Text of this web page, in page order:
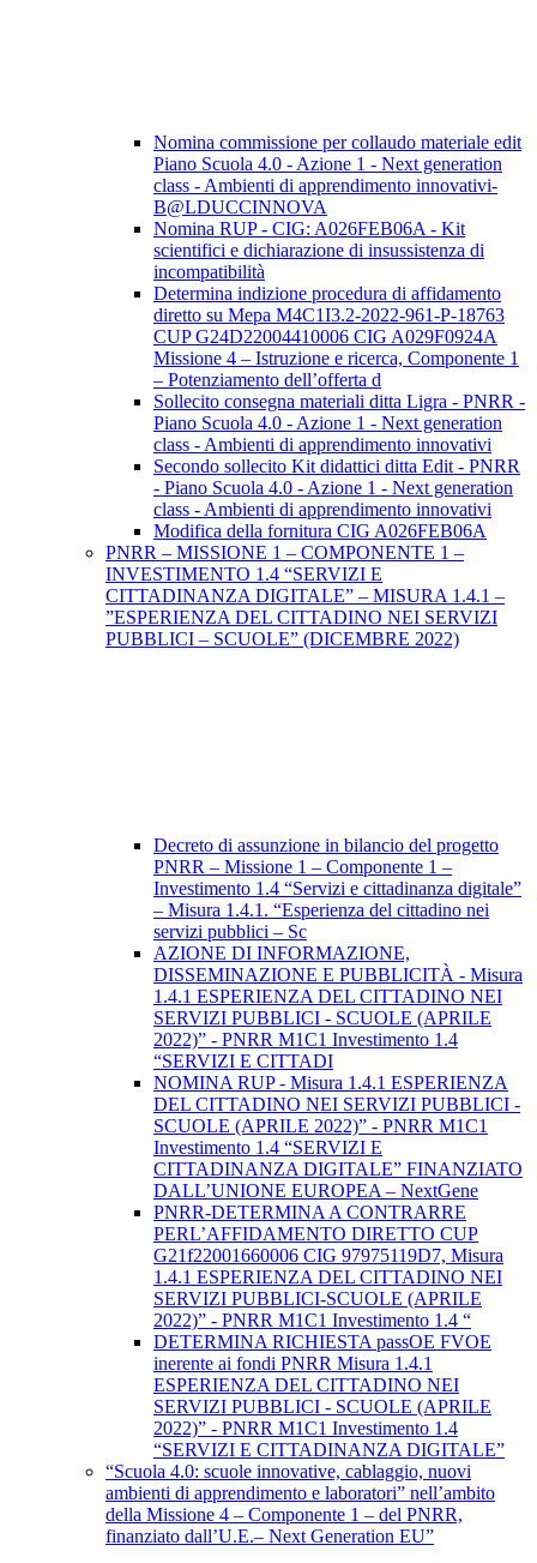
Nomina commissione per collaudo materiale edit
Piano Scuola 4.0 - Azione 1 - Next generation
class - Ambienti di apprendimento innovativi-
B@LDUCCINNOVA
Nomina RUP - CIG: A026FEB06A - Kit
scientifici e dichiarazione di insussistenza di
incompatibilità
Determina indizione procedura di affidamento
diretto su Mepa M4C1I3.2-2022-961-P-18763
CUP G24D22004410006 CIG A029F0924A
Missione 4 – Istruzione e ricerca, Componente 1
– Potenziamento dell’offerta d
Sollecito consegna materiali ditta Ligra - PNRR -
Piano Scuola 4.0 - Azione 1 - Next generation
class - Ambienti di apprendimento innovativi
Secondo sollecito Kit didattici ditta Edit - PNRR
- Piano Scuola 4.0 - Azione 1 - Next generation
class - Ambienti di apprendimento innovativi
Modifica della fornitura CIG A026FEB06A
PNRR – MISSIONE 1 – COMPONENTE 1 –
INVESTIMENTO 1.4 “SERVIZI E
CITTADINANZA DIGITALE” – MISURA 1.4.1 –
”ESPERIENZA DEL CITTADINO NEI SERVIZI
PUBBLICI – SCUOLE” (DICEMBRE 2022)
Decreto di assunzione in bilancio del progetto
PNRR – Missione 1 – Componente 1 –
Investimento 1.4 “Servizi e cittadinanza digitale”
– Misura 1.4.1. “Esperienza del cittadino nei
servizi pubblici – Sc
AZIONE DI INFORMAZIONE,
DISSEMINAZIONE E PUBBLICITÀ - Misura
1.4.1 ESPERIENZA DEL CITTADINO NEI
SERVIZI PUBBLICI - SCUOLE (APRILE
2022)” - PNRR M1C1 Investimento 1.4
“SERVIZI E CITTADI
NOMINA RUP - Misura 1.4.1 ESPERIENZA
DEL CITTADINO NEI SERVIZI PUBBLICI -
SCUOLE (APRILE 2022)” - PNRR M1C1
Investimento 1.4 “SERVIZI E
CITTADINANZA DIGITALE” FINANZIATO
DALL’UNIONE EUROPEA – NextGene
PNRR-DETERMINA A CONTRARRE
PERL’AFFIDAMENTO DIRETTO CUP
G21f22001660006 CIG 97975119D7, Misura
1.4.1 ESPERIENZA DEL CITTADINO NEI
SERVIZI PUBBLICI-SCUOLE (APRILE
2022)” - PNRR M1C1 Investimento 1.4 “
DETERMINA RICHIESTA passOE FVOE
inerente ai fondi PNRR Misura 1.4.1
ESPERIENZA DEL CITTADINO NEI
SERVIZI PUBBLICI - SCUOLE (APRILE
2022)” - PNRR M1C1 Investimento 1.4
“SERVIZI E CITTADINANZA DIGITALE”
“Scuola 4.0: scuole innovative, cablaggio, nuovi
ambienti di apprendimento e laboratori” nell’ambito
della Missione 4 – Componente 1 – del PNRR,
finanziato dall’U.E.– Next Generation EU”